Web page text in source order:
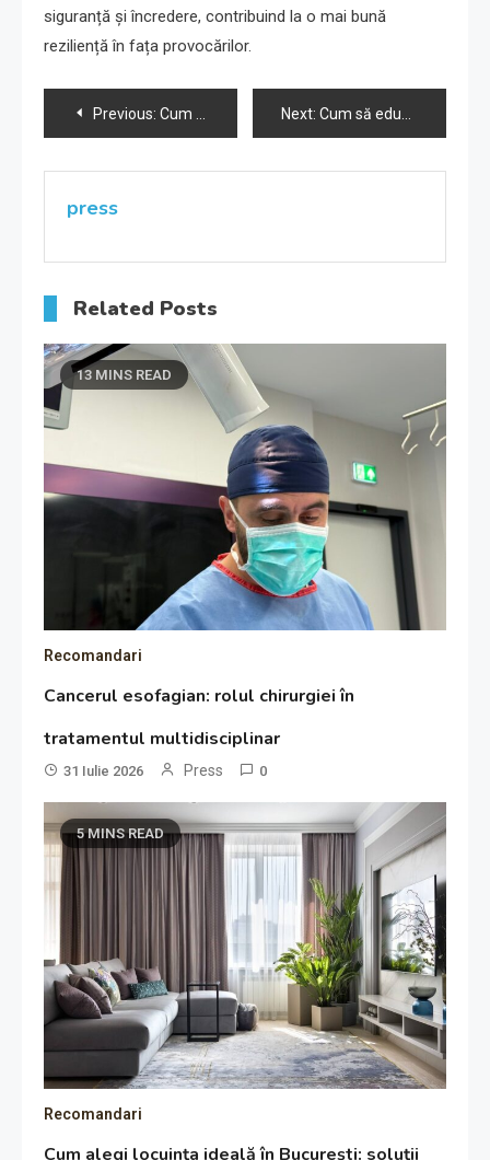
siguranță și încredere, contribuind la o mai bună
reziliență în fața provocărilor.
Navigare
în
articole
Previous: Cum să dezvolți resurse educaționale interactive despre cutremure Next: Cum să educi populația rurală despre siguranța în caz de cutremur
press
Related Posts
13 MINS READ
Recomandari
Cancerul esofagian: rolul chirurgiei în
tratamentul multidisciplinar
31 Iulie 2026 Press 0
5 MINS READ
Recomandari
Cum alegi locuința ideală în București: soluții